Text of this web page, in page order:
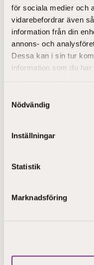
för sociala medier och
vidarebefordrar även
information från din
annons- och
Dessa kan i sin tur
information som du
Nödvändig
Inställningar
Statistik
Marknadsföring
behörig att arbeta
barnledare i
här är den enda
innehåller studier
handledning och ger
STEP-utbildning
Kontakta vår